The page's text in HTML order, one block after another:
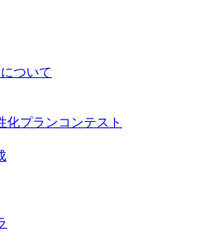
ついて
化プランコンテスト